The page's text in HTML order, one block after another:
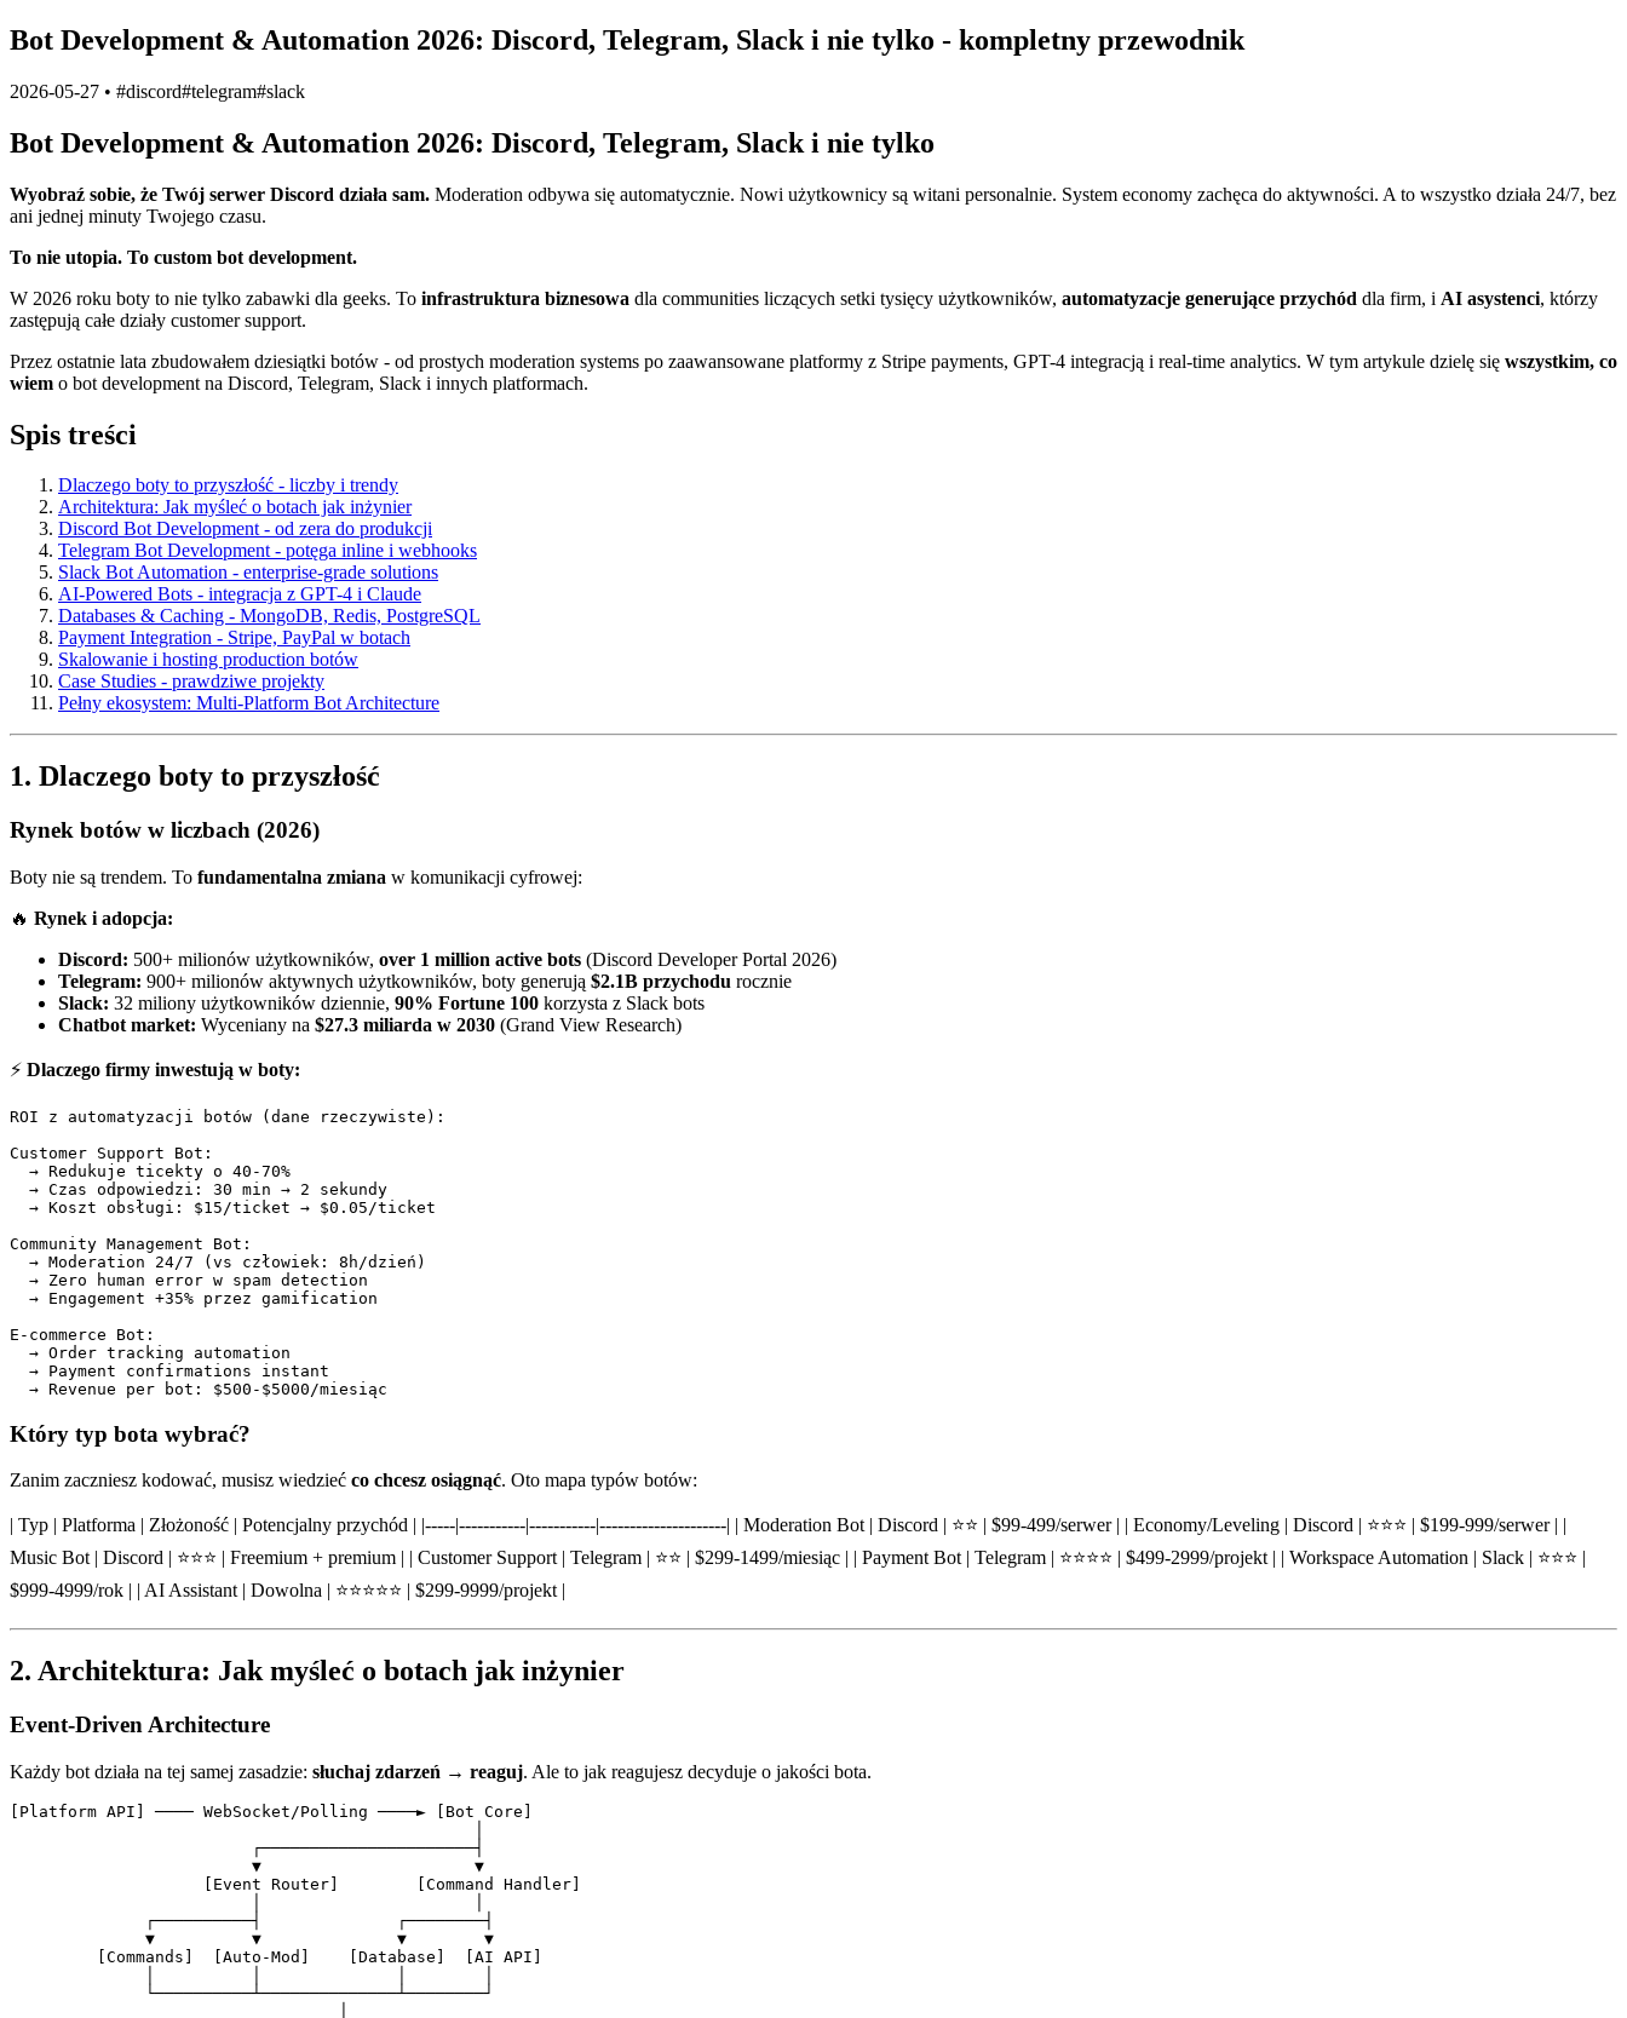
Bot Development & Automation 2026: Discord, Telegram, Slack i nie tylko - kompletny przewodnik
2026-05-27 • #discord#telegram#slack
Bot Development & Automation 2026: Discord, Telegram, Slack i nie tylko
Wyobraź sobie, że Twój serwer Discord działa sam. Moderation odbywa się automatycznie. Nowi użytkownicy są witani personalnie. System economy zachęca do aktywności. A to wszystko działa 24/7, bez
ani jednej minuty Twojego czasu.
To nie utopia. To custom bot development.
W 2026 roku boty to nie tylko zabawki dla geeks. To infrastruktura biznesowa dla communities liczących setki tysięcy użytkowników, automatyzacje generujące przychód dla firm, i AI asystenci, którzy
zastępują całe działy customer support.
Przez ostatnie lata zbudowałem dziesiątki botów - od prostych moderation systems po zaawansowane platformy z Stripe payments, GPT-4 integracją i real-time analytics. W tym artykule dzielę się wszystkim, co
wiem o bot development na Discord, Telegram, Slack i innych platformach.
Spis treści
Dlaczego boty to przyszłość - liczby i trendy
Architektura: Jak myśleć o botach jak inżynier
Discord Bot Development - od zera do produkcji
Telegram Bot Development - potęga inline i webhooks
Slack Bot Automation - enterprise-grade solutions
AI-Powered Bots - integracja z GPT-4 i Claude
Databases & Caching - MongoDB, Redis, PostgreSQL
Payment Integration - Stripe, PayPal w botach
Skalowanie i hosting production botów
Case Studies - prawdziwe projekty
Pełny ekosystem: Multi-Platform Bot Architecture
1. Dlaczego boty to przyszłość
Rynek botów w liczbach (2026)
Boty nie są trendem. To fundamentalna zmiana w komunikacji cyfrowej:
🔥 Rynek i adopcja:
Discord: 500+ milionów użytkowników, over 1 million active bots (Discord Developer Portal 2026)
Telegram: 900+ milionów aktywnych użytkowników, boty generują $2.1B przychodu rocznie
Slack: 32 miliony użytkowników dziennie, 90% Fortune 100 korzysta z Slack bots
Chatbot market: Wyceniany na $27.3 miliarda w 2030 (Grand View Research)
⚡ Dlaczego firmy inwestują w boty:
ROI z automatyzacji botów (dane rzeczywiste):
Customer Support Bot:
  → Redukuje ticekty o 40-70%
  → Czas odpowiedzi: 30 min → 2 sekundy
  → Koszt obsługi: $15/ticket → $0.05/ticket
Community Management Bot:
  → Moderation 24/7 (vs człowiek: 8h/dzień)
  → Zero human error w spam detection
  → Engagement +35% przez gamification
E-commerce Bot:
  → Order tracking automation
  → Payment confirmations instant
Który typ bota wybrać?
Zanim zaczniesz kodować, musisz wiedzieć co chcesz osiągnąć. Oto mapa typów botów:
| Typ | Platforma | Złożoność | Potencjalny przychód | |-----|-----------|-----------|---------------------| | Moderation Bot | Discord | ⭐⭐ | $99-499/serwer | | Economy/Leveling | Discord | ⭐⭐⭐ | $199-999/serwer | |
Music Bot | Discord | ⭐⭐⭐ | Freemium + premium | | Customer Support | Telegram | ⭐⭐ | $299-1499/miesiąc | | Payment Bot | Telegram | ⭐⭐⭐⭐ | $499-2999/projekt | | Workspace Automation | Slack | ⭐⭐⭐ |
$999-4999/rok | | AI Assistant | Dowolna | ⭐⭐⭐⭐⭐ | $299-9999/projekt |
2. Architektura: Jak myśleć o botach jak inżynier
Event-Driven Architecture
Każdy bot działa na tej samej zasadzie: słuchaj zdarzeń → reaguj. Ale to jak reagujesz decyduje o jakości bota.
[Platform API] ──── WebSocket/Polling ────► [Bot Core]
                         ┌──────────────────────┤
                         ▼                      ▼
                    [Event Router]        [Command Handler]
              ┌──────────┤              ┌────────┤
              ▼          ▼              ▼        ▼
         [Commands]  [Auto-Mod]    [Database]  [AI API]
              └──────────┴──────────────┴────────┘